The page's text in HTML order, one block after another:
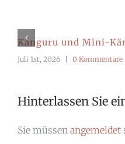
Känguru und Mini-
Juli 1st, 2026 | 0 Kommentare
Hinterlassen Sie
Sie müssen angemeldet